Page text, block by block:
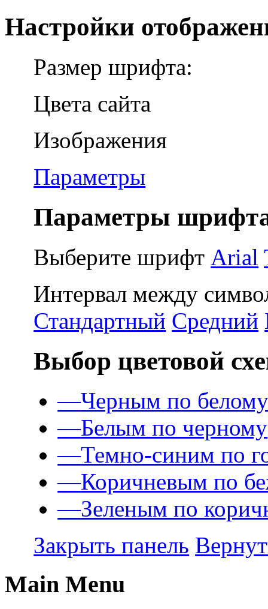
Настройки
Размер шрифта:
Цвета сайта
Изображения
Параметры
Параметры
Выберите шрифт Arial
Интервал между
Стандартный Средний
Выбор цветовой
—Черным по
—Белым по черному
—Темно-синим по
—Коричневым по
—Зеленым по
Закрыть панель
Main Menu